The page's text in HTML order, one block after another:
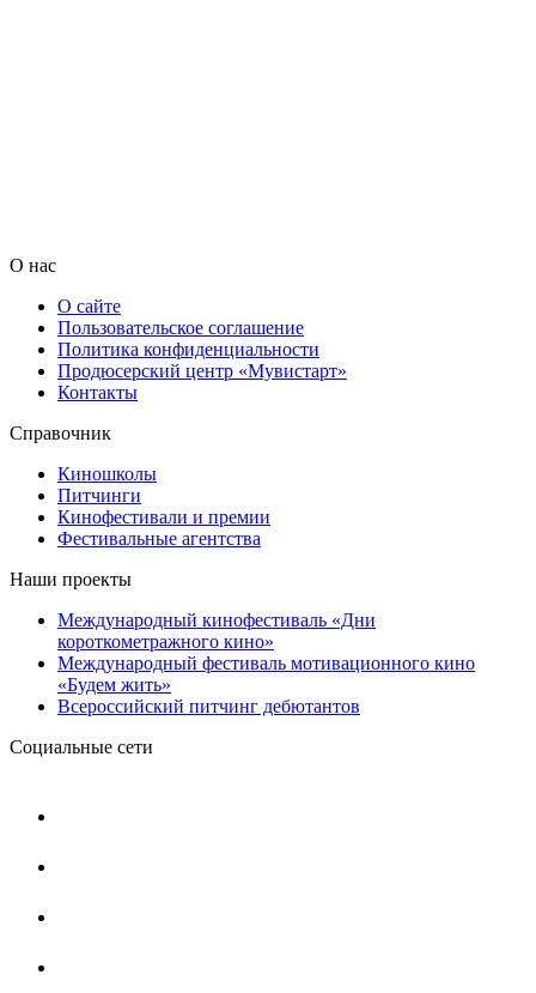
О нас
О сайте
Пользовательское соглашение
Политика конфиденциальности
Продюсерский центр «Мувистарт»
Контакты
Справочник
Киношколы
Питчинги
Кинофестивали и премии
Фестивальные агентства
Наши проекты
Международный кинофестиваль «Дни
короткометражного кино»
Международный фестиваль мотивационного кино
«Будем жить»
Всероссийский питчинг дебютантов
Социальные сети